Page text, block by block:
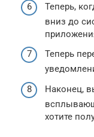
Теперь,
вниз до
Теперь
Наконец,
хотите